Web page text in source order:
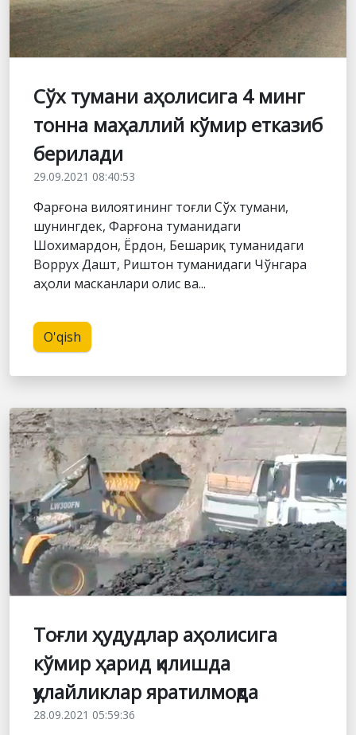
Сўх тумани аҳолисига 4 минг
тонна маҳаллий кўмир етказиб
берилади
29.09.2021 08:40:53
Фарғона вилоятининг тоғли Сўх тумани,
шунингдек, Фарғона туманидаги
Шохимардон, Ёрдон, Бешариқ туманидаги
Воррух Дашт, Риштон туманидаги Чўнгара
аҳоли масканлари олис ва...
O'qish
Тоғли ҳудудлар аҳолисига
кўмир ҳарид қилишда
қулайликлар яратилмоқда
28.09.2021 05:59:36